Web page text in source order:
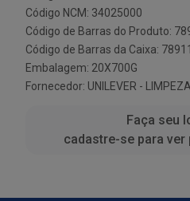
Código NCM: 34025000
Código de Barras do Produto:
Código de Barras da Caixa:
Embalagem: 20X700G
Fornecedor: UNILEVER - LIMPEZA
Faça seu
cadastre-se para